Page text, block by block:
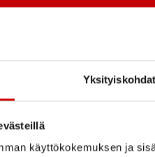
Yksityiskohdat
käyttökokemuksen ja